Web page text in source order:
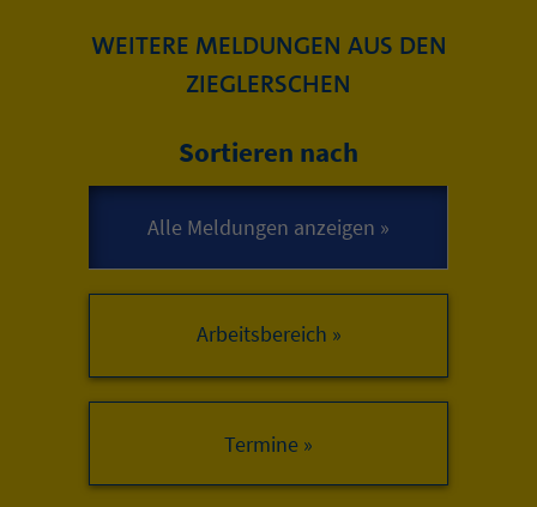
WEITERE MELDUNGEN AUS DEN
ZIEGLERSCHEN
Sortieren nach
Arbeitsbereich »